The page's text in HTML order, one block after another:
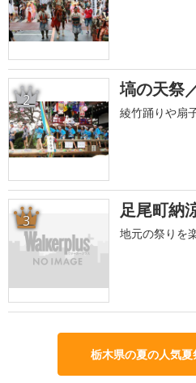
2 塙の天祭
綾竹踊りや扇
3 足尾町納
地元の祭りを
栃木県の夏の人気